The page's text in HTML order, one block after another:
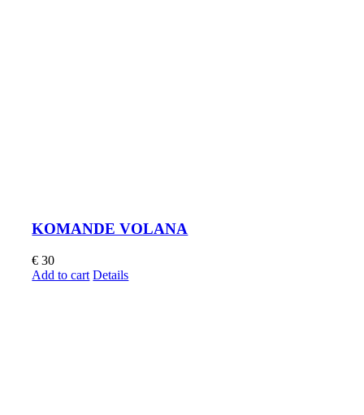
KOMANDE VOLANA
€ 30
Add to cart Details